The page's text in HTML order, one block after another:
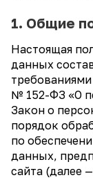
1. Общие
Настоящая
данных
№ 152-ФЗ «О
Закон о
порядок
по
данных,
сайта (далее